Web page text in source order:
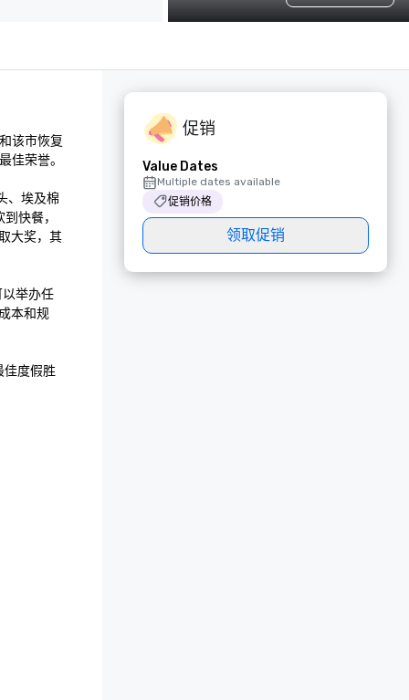
该市恢复
佳荣誉。
、埃及棉
快餐，
大奖，其
举办任
本和规
佳度假胜
促销
Value Dates
Multiple dates available
促销价格
领取促销